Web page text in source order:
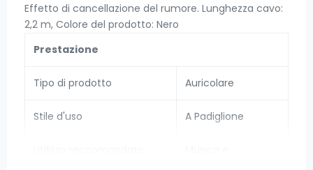
Effetto di cancellazione del rumore. Lunghezza cavo:
2,2 m, Colore del prodotto: Nero
Prestazione
Tipo di prodotto Auricolare
Stile d'uso A Padiglione